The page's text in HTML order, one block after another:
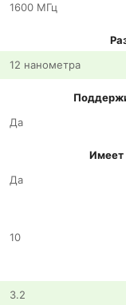
1600 МГц
12 нанометра
Да
Имеет
Да
10
3.2